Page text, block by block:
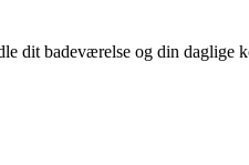
dit badeværelse og din